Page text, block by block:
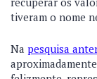
tiveram o nome
Na pesquisa